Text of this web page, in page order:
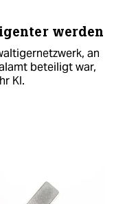
werden
an
beteiligt war,
KI.